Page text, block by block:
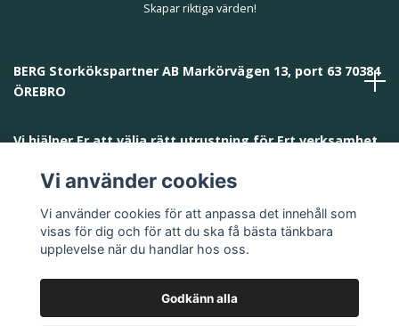
Skapar riktiga värden!
BERG Storkökspartner AB Markörvägen 13, port 63 70384
ÖREBRO
Vi hjälper Er att välja rätt utrustning för Ert verksamhet
Vi använder cookies
Vi använder cookies för att anpassa det innehåll som
visas för dig och för att du ska få bästa tänkbara
upplevelse när du handlar hos oss.
Godkänn alla